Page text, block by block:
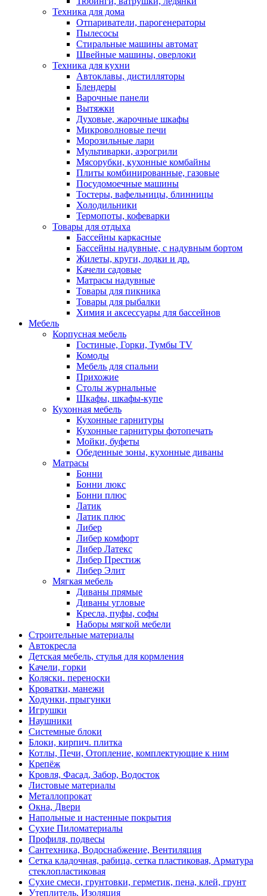
Техника для дома
Отпариватели, парогенераторы
Пылесосы
Стиральные машины автомат
Швейные машины, оверлоки
Техника для кухни
Автоклавы, дистилляторы
Блендеры
Варочные панели
Вытяжки
Духовые, жарочные шкафы
Микроволновые печи
Морозильные лари
Мультиварки, аэрогрили
Мясорубки, кухонные комбайны
Плиты комбинированные, газовые
Посудомоечные машины
Тостеры, вафельницы, блинницы
Холодильники
Термопоты, кофеварки
Товары для отдыха
Бассейны каркасные
Бассейны надувные, с надувным бортом
Жилеты, круги, лодки и др.
Качели садовые
Матрасы надувные
Товары для пикника
Товары для рыбалки
Химия и аксессуары для бассейнов
Мебель
Корпусная мебель
Гостиные, Горки, Тумбы TV
Комоды
Мебель для спальни
Прихожие
Столы журнальные
Шкафы, шкафы-купе
Кухонная мебель
Кухонные гарнитуры
Кухонные гарнитуры фотопечать
Мойки, буфеты
Обеденные зоны, кухонные диваны
Матрасы
Бонни
Бонни люкс
Бонни плюс
Латик
Латик плюс
Либер
Либер комфорт
Либер Латекс
Либер Престиж
Либер Элит
Мягкая мебель
Диваны прямые
Диваны угловые
Кресла, пуфы, софы
Наборы мягкой мебели
Строительные материалы
Автокресла
Детская мебель, стулья для кормления
Качели, горки
Коляски. переноски
Кроватки, манежи
Ходунки, прыгунки
Игрушки
Наушники
Системные блоки
Блоки, кирпич. плитка
Котлы, Печи, Отопление, комплектующие к ним
Крепёж
Кровля, Фасад, Забор, Водосток
Листовые материалы
Металлопрокат
Окна, Двери
Напольные и настенные покрытия
Сухие Пиломатериалы
Профиля, подвесы
Сантехника, Водоснабжение, Вентиляция
Сетка кладочная, рабица, сетка пластиковая, Арматура
стеклопластиковая
Сухие смеси, грунтовки, герметик, пена, клей, грунт
Утеплитель, Изоляция